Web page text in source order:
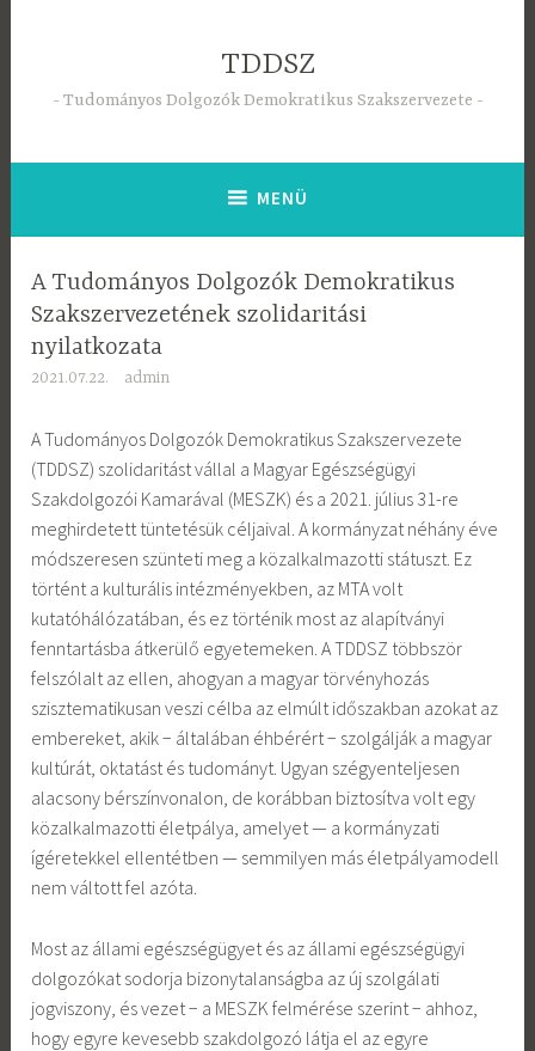
TDDSZ
Tudományos Dolgozók Demokratikus Szakszervezete
MENÜ
A Tudományos Dolgozók Demokratikus
Szakszervezetének szolidaritási
nyilatkozata
2021.07.22. admin
A Tudományos Dolgozók Demokratikus Szakszervezete
(TDDSZ) szolidaritást vállal a Magyar Egészségügyi
Szakdolgozói Kamarával (MESZK) és a 2021. július 31-re
meghirdetett tüntetésük céljaival. A kormányzat néhány éve
módszeresen szünteti meg a közalkalmazotti státuszt. Ez
történt a kulturális intézményekben, az MTA volt
kutatóhálózatában, és ez történik most az alapítványi
fenntartásba átkerülő egyetemeken. A TDDSZ többször
felszólalt az ellen, ahogyan a magyar törvényhozás
szisztematikusan veszi célba az elmúlt időszakban azokat az
embereket, akik − általában éhbérért − szolgálják a magyar
kultúrát, oktatást és tudományt. Ugyan szégyenteljesen
alacsony bérszínvonalon, de korábban biztosítva volt egy
közalkalmazotti életpálya, amelyet — a kormányzati
ígéretekkel ellentétben — semmilyen más életpályamodell
nem váltott fel azóta.
Most az állami egészségügyet és az állami egészségügyi
dolgozókat sodorja bizonytalanságba az új szolgálati
jogviszony, és vezet − a MESZK felmérése szerint − ahhoz,
hogy egyre kevesebb szakdolgozó látja el az egyre